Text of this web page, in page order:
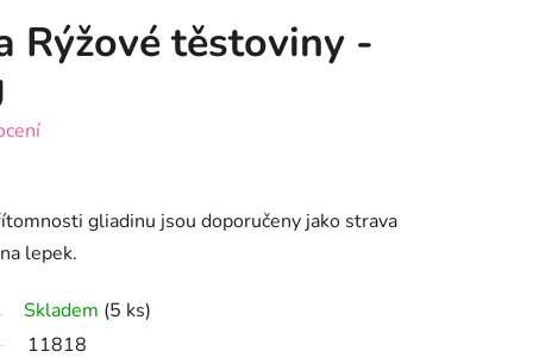
Rýžové těstoviny -
gliadinu jsou doporučeny jako strava
lepek.
Skladem (5 ks)
11818